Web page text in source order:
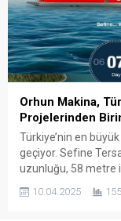
Orhun Makina,
Projelerinden
Türkiye’nin en
geçiyor. Sefine
uzunluğu, 58 metre
sektörüne güç
10.04.2025 155